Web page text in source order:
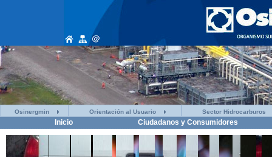
Osinergmin Orientación al Usuario Sector Hidrocarburos
Inicio Ciudadanos y Consumidores